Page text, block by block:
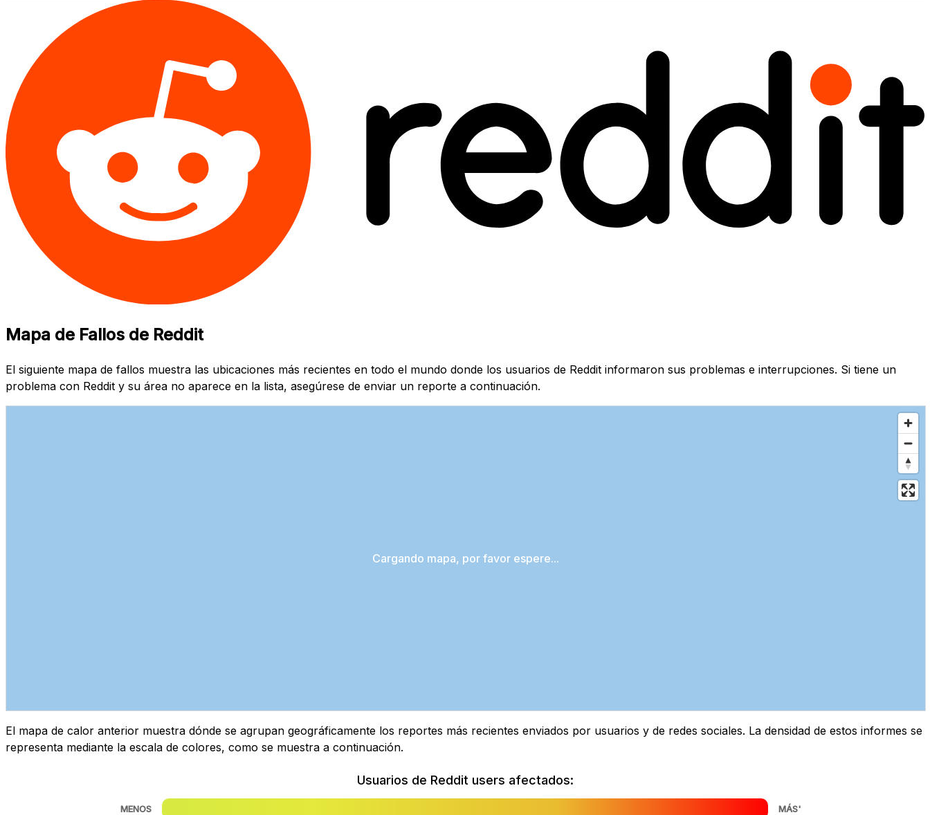
Mapa de Fallos de Reddit
El siguiente mapa de fallos muestra las ubicaciones más recientes en todo el mundo donde los usuarios de Reddit informaron sus problemas e interrupciones. Si tiene un
problema con Reddit y su área no aparece en la lista, asegúrese de enviar un reporte a continuación.
Cargando mapa, por favor espere...
El mapa de calor anterior muestra dónde se agrupan geográficamente los reportes más recientes enviados por usuarios y de redes sociales. La densidad de estos informes se
representa mediante la escala de colores, como se muestra a continuación.
Usuarios de Reddit users afectados:
MENOS MÁS'